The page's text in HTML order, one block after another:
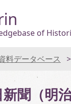
of
料データベース
聞（明